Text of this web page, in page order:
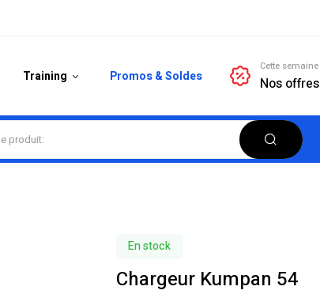
Training Promos & Soldes
Cette semaine
Nos offres
En stock
Chargeur Kumpan 54